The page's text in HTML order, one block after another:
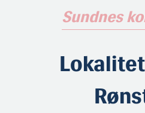
Sundnes